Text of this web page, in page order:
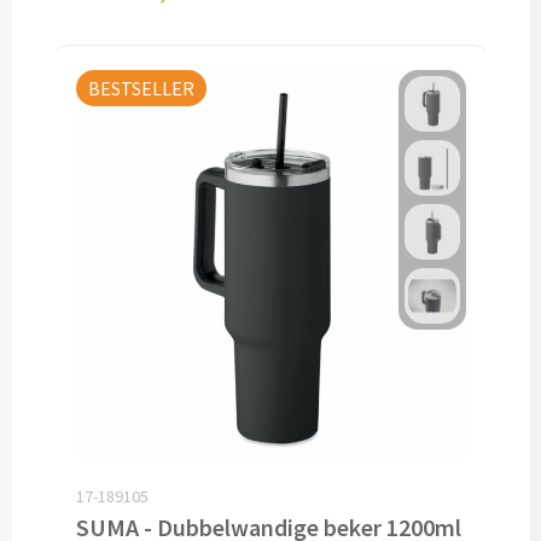
Golfparaplu's bedrukken
Kinderparaplu's bedrukken
Poncho's & Regenjassen
Poncho's bedrukken
Regenjassen bedrukken
Custom made poncho's
BESTSELLER
17-189105
SUMA - Dubbelwandige beker 1200ml